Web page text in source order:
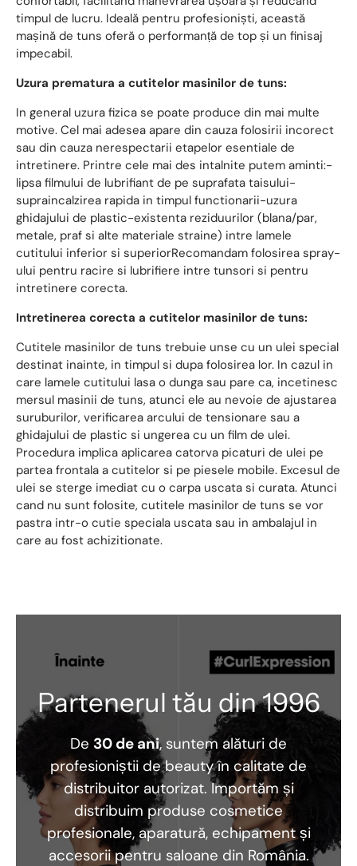
timpul de lucru. Ideală pentru profesioniști, această
mașină de tuns oferă o performanță de top și un finisaj
impecabil.
Uzura prematura a cutitelor masinilor de tuns:
In general uzura fizica se poate produce din mai multe
motive. Cel mai adesea apare din cauza folosirii incorect
sau din cauza nerespectarii etapelor esentiale de
intretinere. Printre cele mai des intalnite putem aminti:-
lipsa filmului de lubrifiant de pe suprafata taisului-
supraincalzirea rapida in timpul functionarii-uzura
ghidajului de plastic-existenta reziduurilor (blana/par,
metale, praf si alte materiale straine) intre lamele
cutitului inferior si superiorRecomandam folosirea spray-
ului pentru racire si lubrifiere intre tunsori si pentru
intretinere corecta.
Intretinerea corecta a cutitelor masinilor de tuns:
Cutitele masinilor de tuns trebuie unse cu un ulei special
destinat inainte, in timpul si dupa folosirea lor. In cazul in
care lamele cutitului lasa o dunga sau pare ca, incetinesc
mersul masinii de tuns, atunci ele au nevoie de ajustarea
suruburilor, verificarea arcului de tensionare sau a
ghidajului de plastic si ungerea cu un film de ulei.
Procedura implica aplicarea catorva picaturi de ulei pe
partea frontala a cutitelor si pe piesele mobile. Excesul de
ulei se sterge imediat cu o carpa uscata si curata. Atunci
cand nu sunt folosite, cutitele masinilor de tuns se vor
pastra intr-o cutie speciala uscata sau in ambalajul in
care au fost achizitionate.
Partenerul tău din 1996
De 30 de ani, suntem alături de
profesioniștii de beauty în calitate de
distribuitor autorizat. Importăm și
distribuim produse cosmetice
profesionale, aparatură, echipament și
accesorii pentru saloane din România.